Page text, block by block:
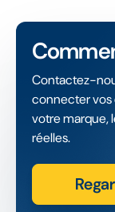
Contactez-
connecter vos
votre marque,
réelles.